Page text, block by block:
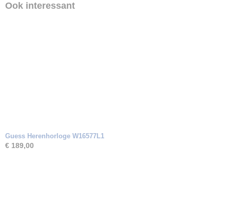
Ook interessant
Guess Herenhorloge W16577L1
€ 189,00